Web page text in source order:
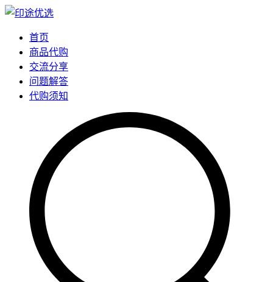
首页
商品代购
交流分享
问题解答
代购须知